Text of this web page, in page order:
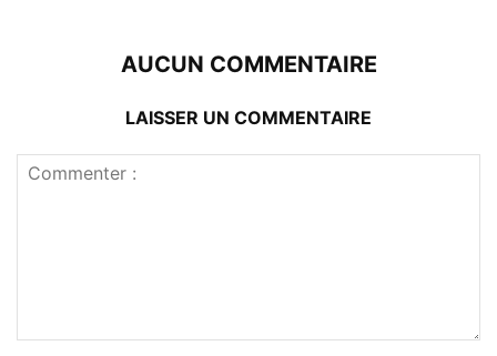
AUCUN COMMENTAIRE
LAISSER UN COMMENTAIRE